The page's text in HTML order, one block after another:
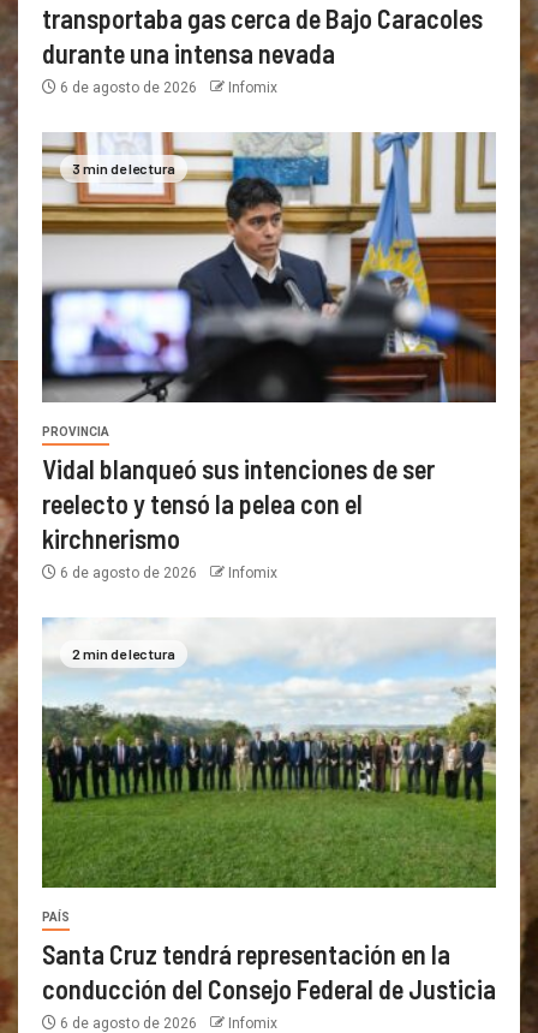
transportaba gas cerca de Bajo Caracoles
durante una intensa nevada
6 de agosto de 2026 Infomix
3 min de lectura
PROVINCIA
Vidal blanqueó sus intenciones de ser
reelecto y tensó la pelea con el
kirchnerismo
6 de agosto de 2026 Infomix
2 min de lectura
PAÍS
Santa Cruz tendrá representación en la
conducción del Consejo Federal de Justicia
6 de agosto de 2026 Infomix